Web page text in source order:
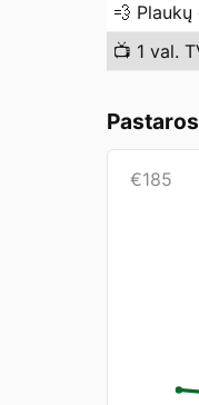
💨
📺 1 val.
€185